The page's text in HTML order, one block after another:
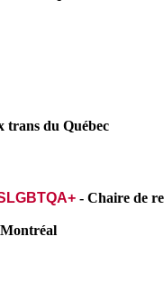
trans du Québec
- Chaire de